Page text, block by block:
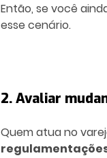
Então, se você
esse cenário.
2. Avaliar
Quem atua no